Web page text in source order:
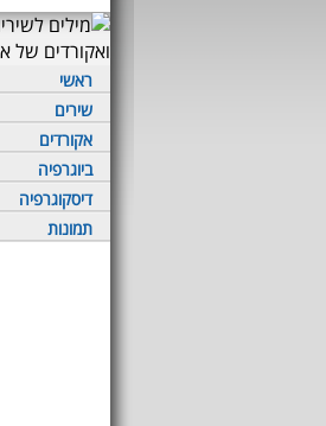
ראשי
שירים
אקורדים
ביוגרפיה
דיסקוגרפיה
תמונות